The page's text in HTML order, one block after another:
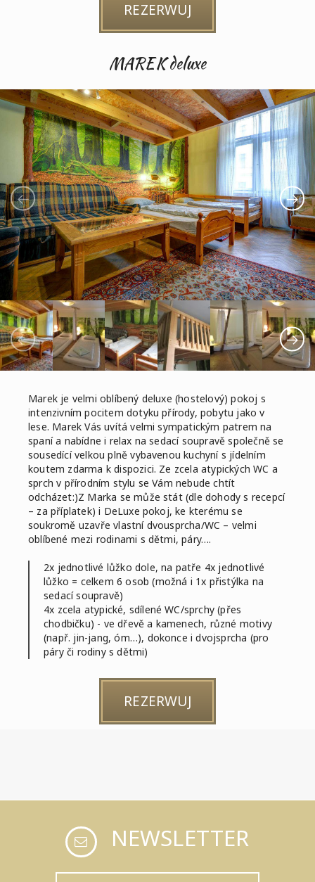
REZERWUJ
MAREK deluxe
Marek je velmi oblíbený deluxe (hostelový) pokoj s
intenzivním pocitem dotyku přírody, pobytu jako v
lese. Marek Vás uvítá velmi sympatickým patrem na
spaní a nabídne i relax na sedací soupravě společně se
sousedící velkou plně vybavenou kuchyní s jídelním
koutem zdarma k dispozici. Ze zcela atypických WC a
sprch v přírodním stylu se Vám nebude chtít
odcházet:)Z Marka se může stát (dle dohody s recepcí
– za příplatek) i DeLuxe pokoj, ke kterému se
soukromě uzavře vlastní dvousprcha/WC – velmi
oblíbené mezi rodinami s dětmi, páry….
2x jednotlivé lůžko dole, na patře 4x jednotlivé
lůžko = celkem 6 osob (možná i 1x přistýlka na
sedací soupravě)
4x zcela atypické, sdílené WC/sprchy (přes
chodbičku) - ve dřevě a kamenech, různé motivy
(např. jin-jang, óm…), dokonce i dvojsprcha (pro
páry či rodiny s dětmi)
REZERWUJ
NEWSLETTER